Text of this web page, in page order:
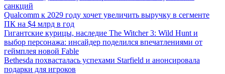
санкций
Qualcomm к 2029 году хочет увеличить выручку в сегменте
ПК на $4 млрд в год
Гигантские курицы, наследие The Witcher 3: Wild Hunt и
выбор персонажа: инсайдер поделился впечатлениями от
геймплея новой Fable
Bethesda похвасталась успехами Starfield и анонсировала
подарки для игроков